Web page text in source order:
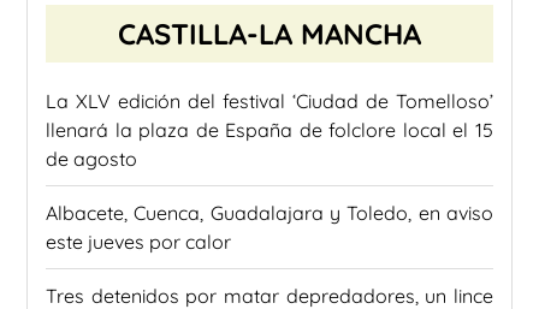
CASTILLA-LA MANCHA
La XLV edición del festival ‘Ciudad de Tomelloso’
llenará la plaza de España de folclore local el 15
de agosto
Albacete, Cuenca, Guadalajara y Toledo, en aviso
este jueves por calor
Tres detenidos por matar depredadores, un lince